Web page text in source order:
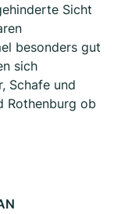
Sicht
besonders gut
sich
Schafe und
Rothenburg ob